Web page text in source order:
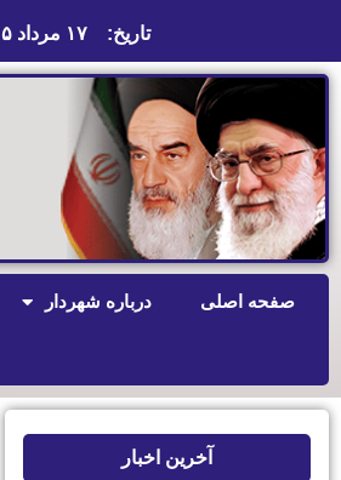
تاریخ: ۱۷ مرداد ۱۴۰۵
صفحه اصلی درباره شهردار
آخرین اخبار